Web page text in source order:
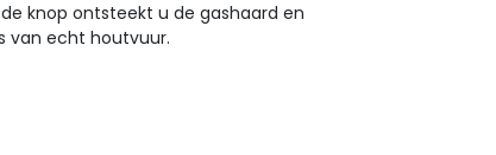
knop ontsteekt u de gashaard en
van echt houtvuur.